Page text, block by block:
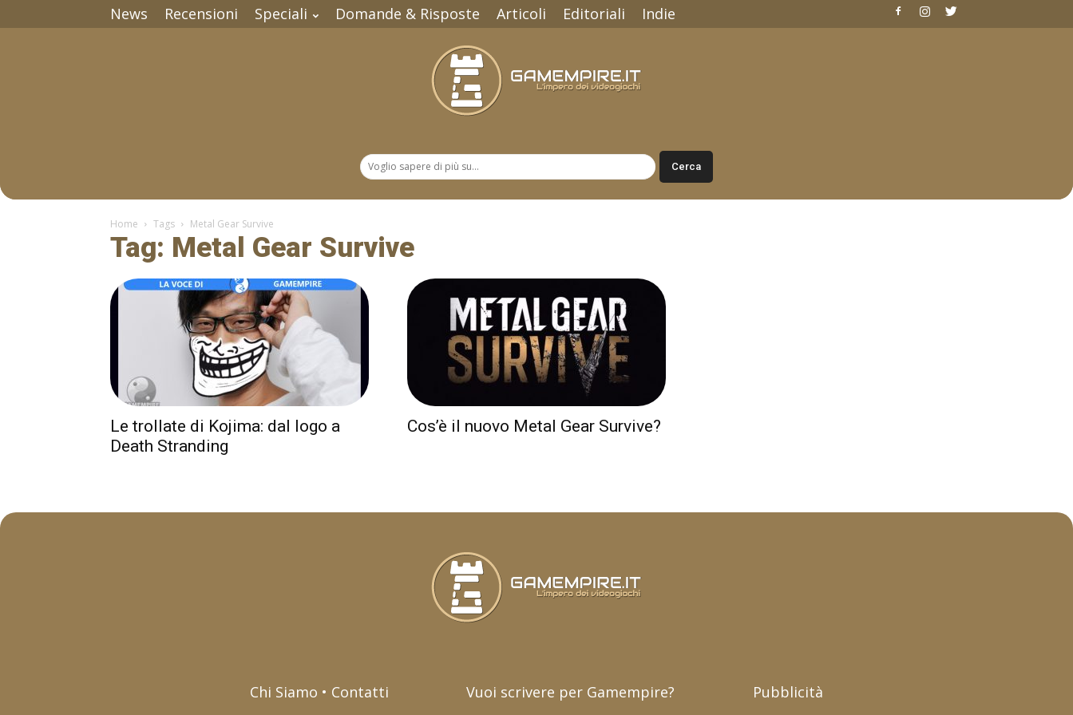
News Recensioni Speciali Domande & Risposte Articoli Editoriali Indie
Home Tags Metal Gear Survive
Tag: Metal Gear Survive
Le trollate di Kojima: dal logo a
Death Stranding
Cos’è il nuovo Metal Gear Survive?
Chi Siamo • Contatti Vuoi scrivere per Gamempire? Pubblicità